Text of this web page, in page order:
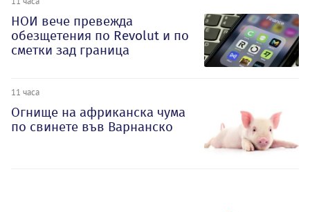
НОИ вече превежда
обезщетения по Revolut и по
сметки зад граница
11 часа
Огнище на африканска чума
по свинете във Варнанско